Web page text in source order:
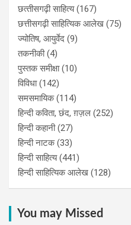
छत्‍तीसगढ़ी साहित्‍य(167)
छत्तीसगढ़ी साहित्यिक आलेख (75)
ज्योतिष, आयुर्वेद (9)
तकनीकी(4)
पुस्‍तक समीक्षा(10)
विविधा(142)
समसमायिक(114)
हिन्दी कविता, छंद, ग़ज़ल (252)
हिन्दी कहानी(27)
हिन्‍दी नाटक(33)
हिन्दी साहित्य(441)
हिन्दी साहित्यिक आलेख (128)
You may Missed